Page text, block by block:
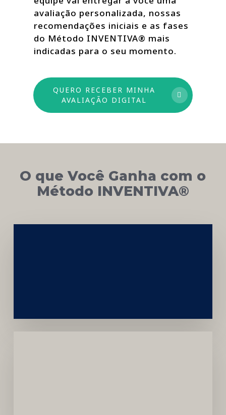
avaliação personalizada, nossas
recomendações iniciais e as fases
do Método INVENTIVA® mais
indicadas para o seu momento.
QUERO RECEBER MINHA
AVALIAÇÃO DIGITAL
O que Você Ganha com o
Método INVENTIVA®